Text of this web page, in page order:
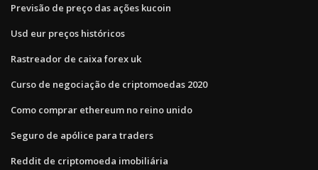
Previsão de preço das ações kucoin
Usd eur preços históricos
Rastreador de caixa forex uk
Curso de negociação de criptomoedas 2020
Como comprar ethereum no reino unido
Seguro de apólice para traders
Reddit de criptomoeda imobiliária